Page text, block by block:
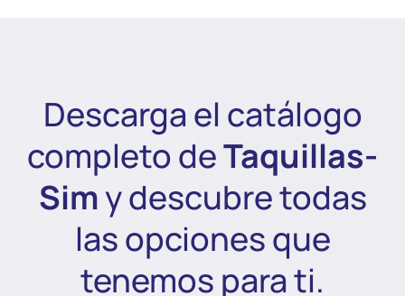
Descarga el catálogo
completo deTaquillas-
Simy descubre todas
las opciones que
tenemos para ti.